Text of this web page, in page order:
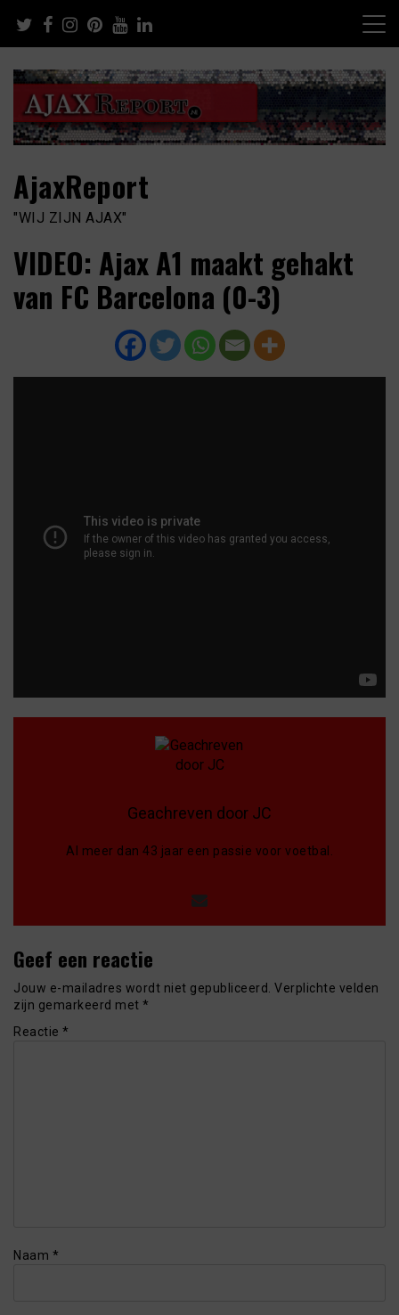
content
AjaxReport
"WIJ ZIJN AJAX"
VIDEO: Ajax A1 maakt gehakt
van FC Barcelona (0-3)
Geachreven door JC
Al meer dan 43 jaar een passie voor voetbal.
Geef een reactie
Jouw e-mailadres wordt niet gepubliceerd. Verplichte velden
zijn gemarkeerd met *
Reactie *
Naam *